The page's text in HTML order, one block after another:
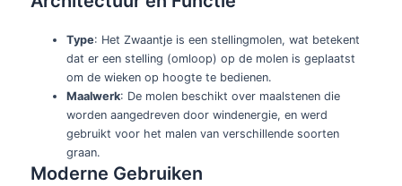
Type: Het Zwaantje is een stellingmolen, wat betekent
dat er een stelling (omloop) op de molen is geplaatst
om de wieken op hoogte te bedienen.
Maalwerk: De molen beschikt over maalstenen die
worden aangedreven door windenergie, en werd
gebruikt voor het malen van verschillende soorten
graan.
Moderne Gebruiken